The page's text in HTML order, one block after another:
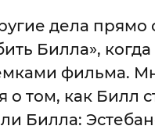
дела прямо
Билла»,
фильма.
о том, как Билл
Билла: